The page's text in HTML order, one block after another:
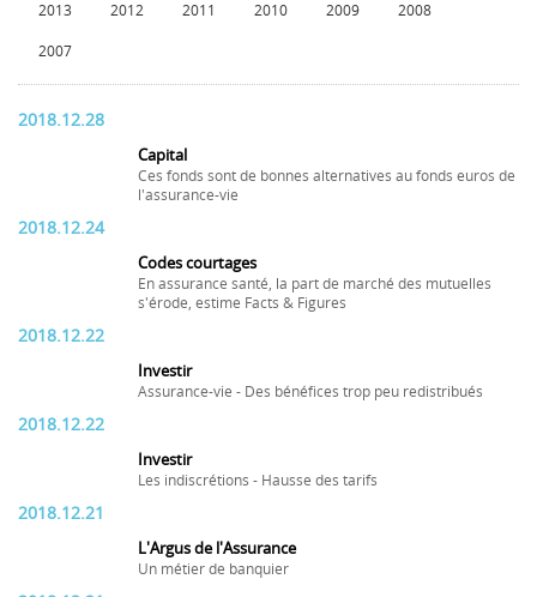
2013 2012 2011 2010 2009 2008
2007
2018.12.28
Capital
Ces fonds sont de bonnes alternatives au fonds euros de
l'assurance-vie
2018.12.24
Codes courtages
En assurance santé, la part de marché des mutuelles
s'érode, estime Facts & Figures
2018.12.22
Investir
Assurance-vie - Des bénéfices trop peu redistribués
2018.12.22
Investir
Les indiscrétions - Hausse des tarifs
2018.12.21
L'Argus de l'Assurance
Un métier de banquier